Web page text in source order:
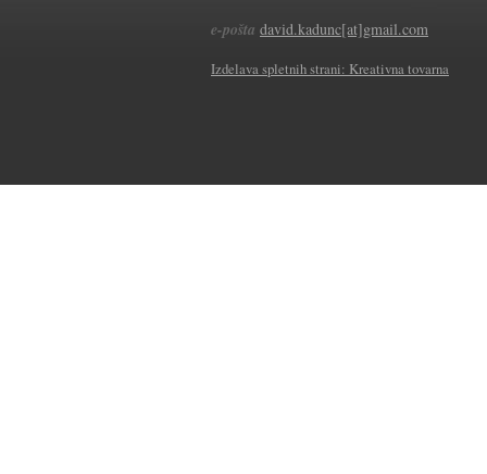
e-pošta david.kadunc[at]gmail.com
Izdelava spletnih strani: Kreativna tovarna